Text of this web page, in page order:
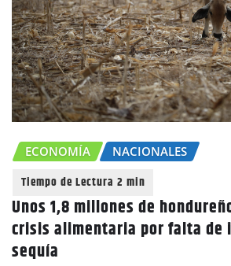
ECONOMÍA NACIONALES
Unos 1,8 millones de
crisis alimentaria por falta de
sequía